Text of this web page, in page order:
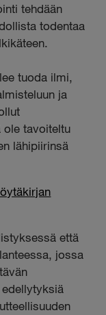
tehdään
todentaa
tuoda ilmi,
ja
ole tavoiteltu
lähipiirinsä
että
jossa